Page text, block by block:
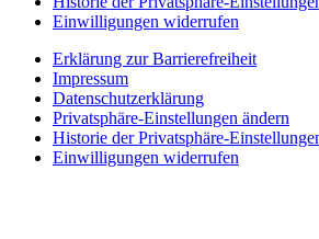
Einwilligungen widerrufen
Erklärung zur Barrierefreiheit
Impressum
Datenschutzerklärung
Privatsphäre-Einstellungen ändern
Historie der Privatsphäre-
Einwilligungen widerrufen